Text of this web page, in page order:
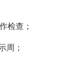
检查；
周；